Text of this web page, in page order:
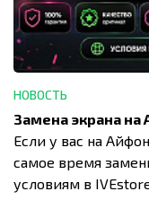
НОВОСТЬ
Замена экрана на
Если у вас на
самое время
условиям в